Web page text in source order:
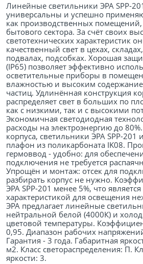
Линейные светильники ЭРА SPP-
универсальны и успешно
как производственных помещений,
бытового сектора. За счёт своих
светотехнических характеристик
качественный свет в цехах,
подвалах, подсобках. Хорошая
(IP65) позволяет эффективно
осветительные приборы в
влажностью и высоким
частиц. Удлинённая конструкция
распределяет свет в больших по
как с низкими, так и с высокими
Экономичная светодиодная
расходы на электроэнергию до
корпуса, светильники ЭРА SPP-
плафон из поликарбоната IK08.
гермоввод - удобно: для
подключения не требуется
Упрощён и монтаж: отсек для
разбирать корпус не нужно.
ЭРА SPP-201 менее 5%, что
характеристикой для освещения
ЭРА предлагает линейные
нейтральной белой (4000К) и
цветовой температуры.
0,95. Диапазон рабочих
Гарантия - 3 года. Габаритная
м2. Класс светораспределения: П.
яркости: 3.